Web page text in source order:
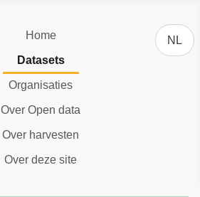
Home
Datasets
Organisaties
Over Open data
Over harvesten
Over deze site
NL